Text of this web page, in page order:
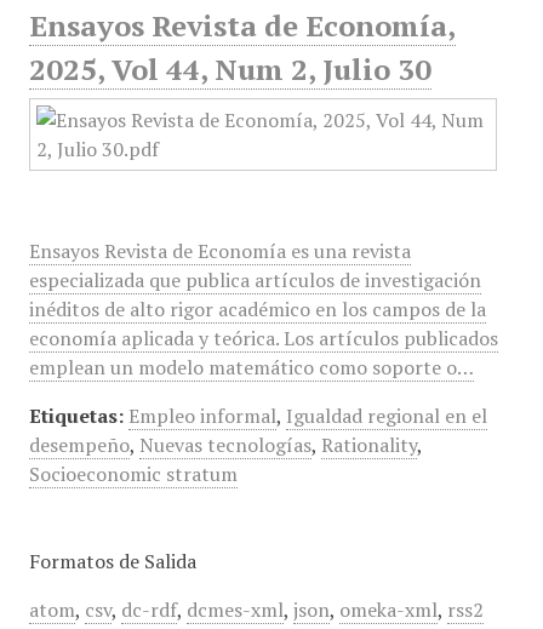
Ensayos Revista de Economía,
2025, Vol 44, Num 2, Julio 30
Ensayos Revista de Economía es una revista
especializada que publica artículos de investigación
inéditos de alto rigor académico en los campos de la
economía aplicada y teórica. Los artículos publicados
emplean un modelo matemático como soporte o…
Etiquetas: Empleo informal, Igualdad regional en el
desempeño, Nuevas tecnologías, Rationality,
Socioeconomic stratum
Formatos de Salida
atom, csv, dc-rdf, dcmes-xml, json, omeka-xml, rss2